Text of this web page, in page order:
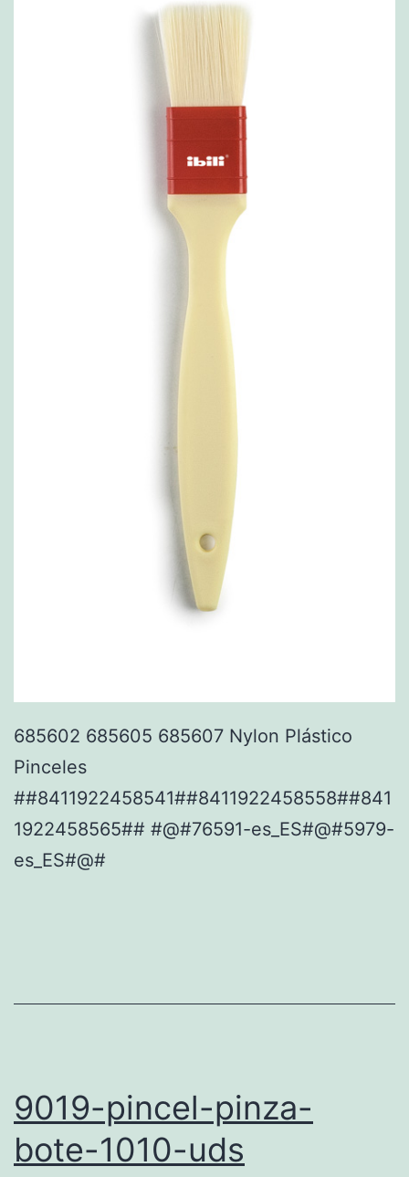
685602 685605 685607 Nylon Plástico
Pinceles
##8411922458541##8411922458558##841
1922458565## #@#76591-es_ES#@#5979-
es_ES#@#
9019-pincel-pinza-
bote-1010-uds